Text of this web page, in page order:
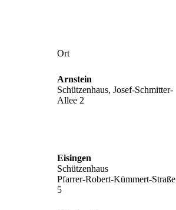
Ort
Arnstein
Schützenhaus, Josef-Schmitter-
Allee 2
Eisingen
Schützenhaus
Pfarrer-Robert-Kümmert-Straße
5